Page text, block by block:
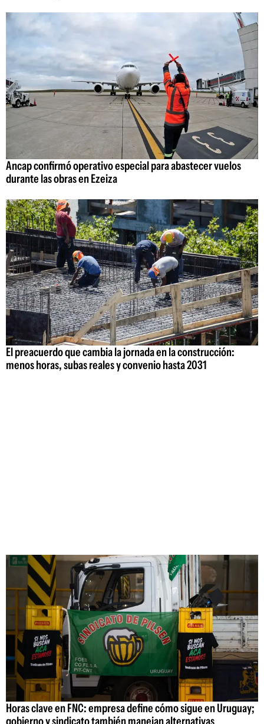
Ancap confirmó operativo especial para abastecer vuelos
durante las obras en Ezeiza
El preacuerdo que cambia la jornada en la construcción:
menos horas, subas reales y convenio hasta 2031
Horas clave en FNC: empresa define cómo sigue en Uruguay;
gobierno y sindicato también manejan alternativas